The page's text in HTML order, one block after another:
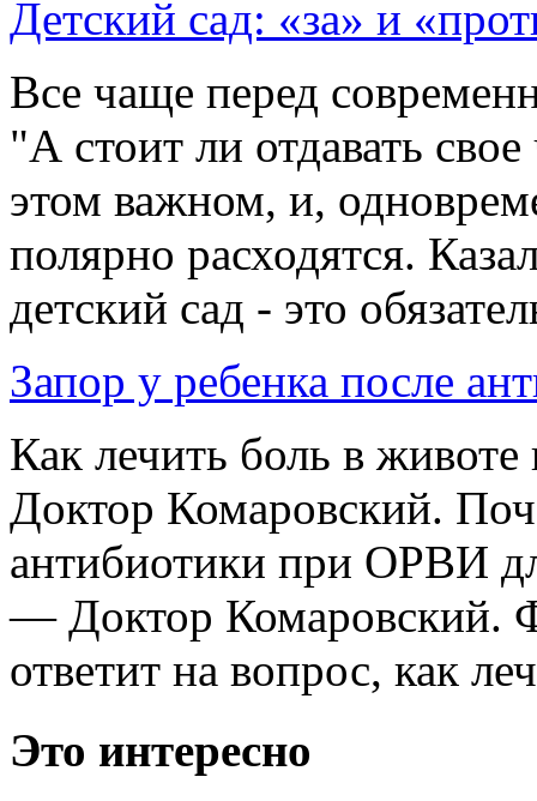
Детский сад: «за» и
Все чаще перед
"А стоит ли отдавать
этом важном, и,
полярно расходятся.
детский сад - это
Запор у ребенка после
Как лечить боль в
Доктор Комаровский.
антибиотики при ОРВИ
— Доктор Комаровский.
ответит на вопрос, как
Это интересно